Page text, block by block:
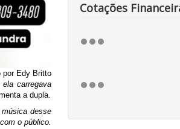
por Edy Britto
carregava
a dupla.
desse
o público.
Cotações